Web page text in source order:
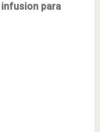
para